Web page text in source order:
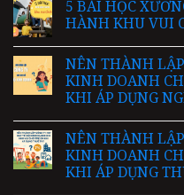
5 BÀI HỌC
HÀNH KHU VUI
NÊN THÀNH
KINH DOANH
KHI ÁP DỤNG
NÊN THÀNH
KINH DOANH
KHI ÁP DỤNG